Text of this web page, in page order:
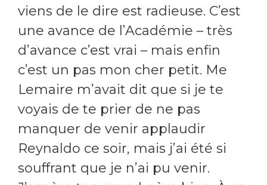
viens de le dire est radieuse. C’est
une avance de l’Académie – très
d’avance c’est vrai – mais enfin
c’est un pas mon cher petit. Me
Lemaire m’avait dit que si je te
voyais de te prier de ne pas
manquer de venir applaudir
Reynaldo ce soir, mais j’ai été si
souffrant que je n’ai pu venir.